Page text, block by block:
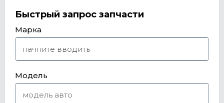
Быстрый запрос запчасти
Марка
Модель